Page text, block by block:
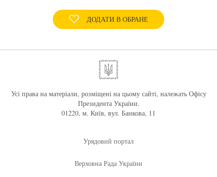
ДОДАТИ В ОБРАНЕ
Усі права на матеріали, розміщені на цьому сайті, належать Офісу
Президента України.
01220, м. Київ, вул. Банкова, 11
Урядовий портал
Верховна Рада України